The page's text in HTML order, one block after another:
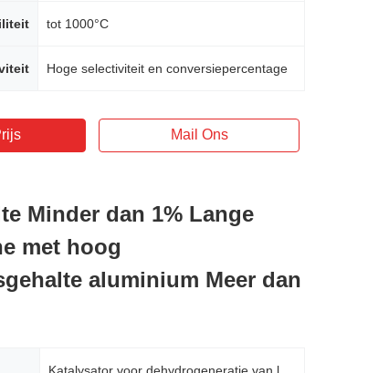
tot 1000°C
Hoge selectiviteit en conversiepercentage
Mail Ons
Minder dan 1% Lange
met hoog
aluminium Meer dan